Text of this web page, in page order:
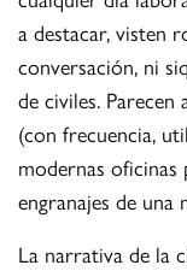
a destacar, visten
conversación, ni
de civiles. Parecen
(con frecuencia,
modernas oficinas
engranajes de una
La narrativa de la